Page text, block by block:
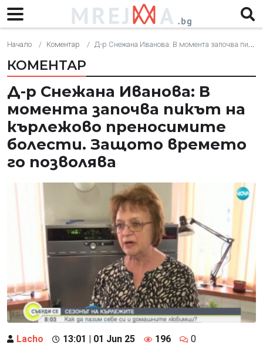
Начало Коментар Д-р Снежана Иванова: В момента започва пикът на кърлежово преносимите болести. Защото времето го позволява
КОМЕНТАР
Д-р Снежана Иванова: В
момента започва пикът на
кърлежово преносимите
болести. Защото времето
го позволява
Lacho 13:01 | 01 Jun 25 196 0